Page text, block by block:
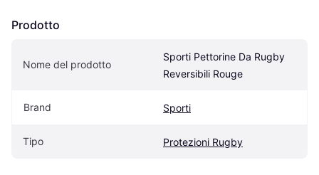
Prodotto
Nome del prodotto
Sporti Pettorine Da Rugby
Reversibili Rouge
Brand Sporti
Tipo Protezioni Rugby